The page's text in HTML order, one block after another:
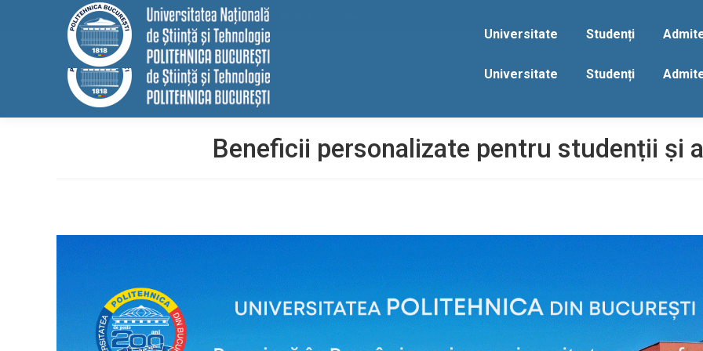
EELISA HRS4R Internațional ALUMNI
Universitate Studenți
Beneficii personalizate pentru studenții și
Universitate Studenți